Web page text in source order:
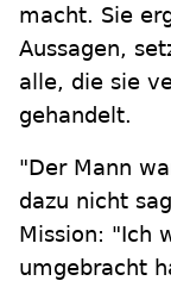
macht. Sie
Aussagen,
alle, die sie
gehandelt.
"Der Mann
dazu nicht
Mission: "Ich
umgebracht